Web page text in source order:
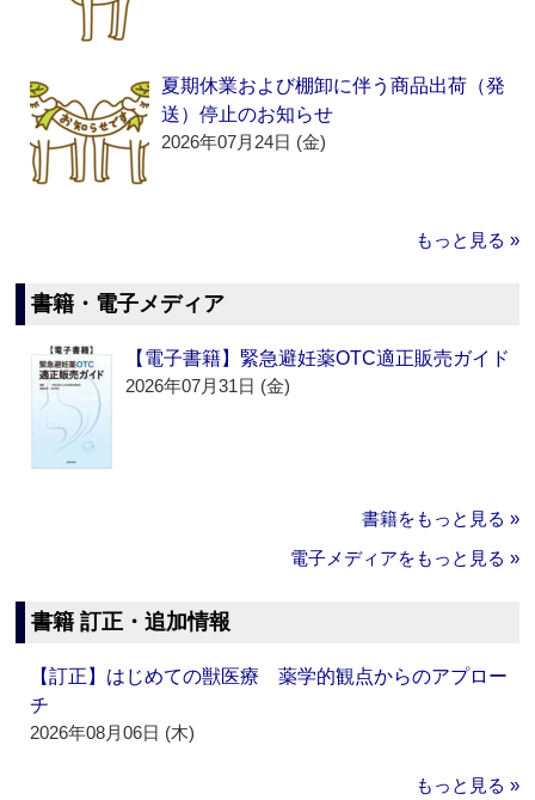
夏期休業および棚卸に伴う商品出荷（発
送）停止のお知らせ
2026年07月24日 (金)
もっと見る »
書籍・電子メディア
【電子書籍】緊急避妊薬OTC適正販売ガイド
2026年07月31日 (金)
書籍をもっと見る »
電子メディアをもっと見る »
書籍 訂正・追加情報
【訂正】はじめての獣医療 薬学的観点からのアプロー
チ
2026年08月06日 (木)
もっと見る »